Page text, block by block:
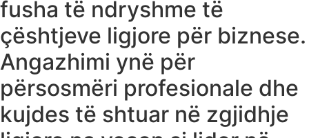
fusha të ndryshme të
çështjeve ligjore për biznese.
Angazhimi ynë për
përsosmëri profesionale dhe
kujdes të shtuar në zgjidhje